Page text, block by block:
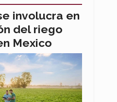
involucra en
del riego
Mexico